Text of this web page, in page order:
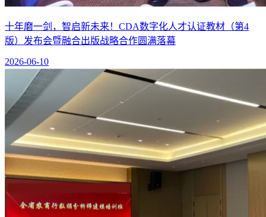
十年磨一剑，智启新未来！CDA数字化人才认证教材（第4
版）发布会暨融合出版战略合作圆满落幕
2026-06-10